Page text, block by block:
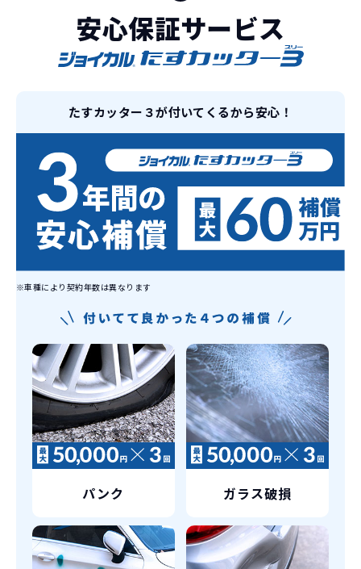
お車を返却いただく
必要があるため
して乗るか、購入するかなどを選べます。
しかし、イッカーズの場合は、車両を必
ず返却していただくことを前提とするこ
とで「超低価格」を実現しています。
新型の新車に定期的に乗換
車はだいたい３年くらいで飽きると言わ
れています。
もちろん、その人によりますが、最新型
車に常に乗り続けられるのは気持ちよ
く、人にも自慢できます！
維持にかかる、毎年の｢自動車税｣はコミ
コミ。3年契約なので通常車検時にかかる
｢自動車重量税｣、｢自賠責保険料｣「整備
安心保証サービス
たすカッター３が付いてくるから安心！
※車種により契約年数は異なります
パンク ガラス破損